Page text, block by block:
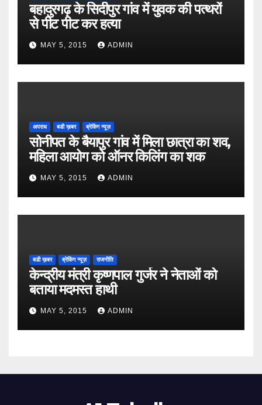
बहादुरगढ़ के सिदीपुर गांव में युवक की पत्थरों
से पीट पीट कर हत्या
MAY 5, 2015 ADMIN
अपराध बडी ख़बर ब्रेकिंग न्यूज़
सोनीपत के बैयापुर गांव में मिला छात्रा का शव,
महिला आयोग को ऑनर किलिंग का शक
MAY 5, 2015 ADMIN
बडी ख़बर ब्रेकिंग न्यूज़ राजनीति
केन्द्रीय मंत्री कृष्णपाल गुर्जर ने नेताओं को
बताया मदमस्त हाथी
MAY 5, 2015 ADMIN